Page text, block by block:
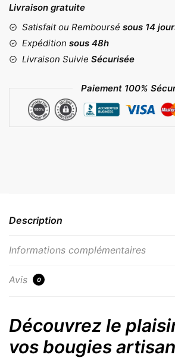
de
fabrication
de
bougies
Livraison gratuite
Satisfait ou Remboursé sous 14
Expédition sous 48h
Livraison Suivie Sécurisée
Paiement 100%
Description
Informations complémentaires
Avis 0
Découvrez le
vos bougies